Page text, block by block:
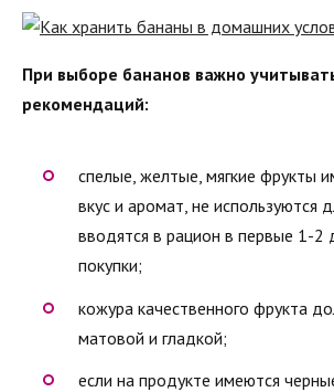
При выборе бананов важно
рекомендаций:
спелые, желтые, мягкие фрукты
вкус и аромат, не используются
вводятся в рацион в первые 1-2
покупки;
кожура качественного фрукта
матовой и гладкой;
если на продукте имеются